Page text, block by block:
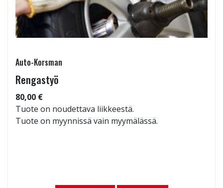
Auto-Korsman
Rengastyö
80,00 €
Tuote on noudettava liikkeestä.
Tuote on myynnissä vain myymälässä.